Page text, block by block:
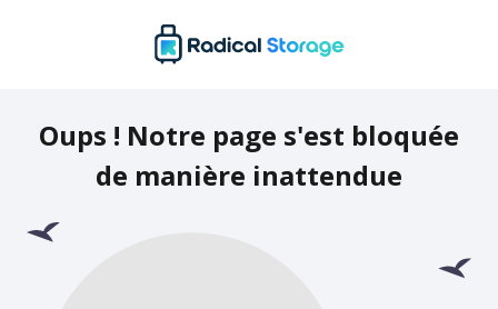
Oups ! Notre page s'est bloquée
de manière inattendue